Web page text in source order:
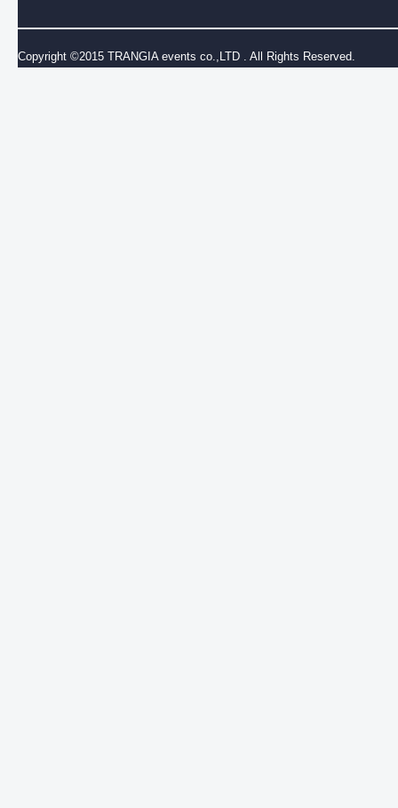
Copyright ©2015 TRANGIA events co.,LTD . All Rights Reserved.